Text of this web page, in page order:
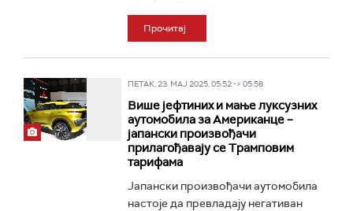
Прочитај
ПЕТАК, 23. МАЈ 2025, 05:52 -> 05:58
Више јефтиних и мање луксузних
аутомобила за Американце –
јапански произвођачи
прилагођавају се Трамповим
тарифама
Јапански произвођачи аутомобила
настоје да превладају негативан